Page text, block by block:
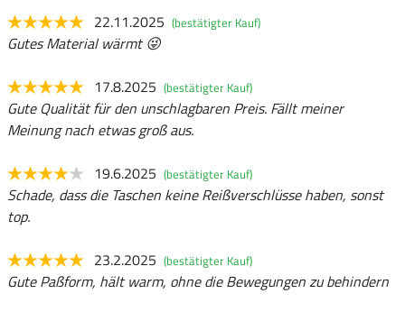
22.11.2025 (bestätigter Kauf)
Gutes Material wärmt 😜
17.8.2025 (bestätigter Kauf)
Gute Qualität für den unschlagbaren Preis. Fällt meiner
Meinung nach etwas groß aus.
19.6.2025 (bestätigter Kauf)
Schade, dass die Taschen keine Reißverschlüsse haben, sonst
top.
23.2.2025 (bestätigter Kauf)
Gute Paßform, hält warm, ohne die Bewegungen zu behindern